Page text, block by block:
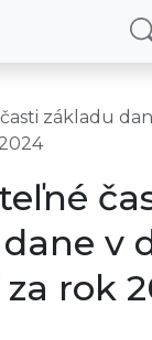
základu
v
rok